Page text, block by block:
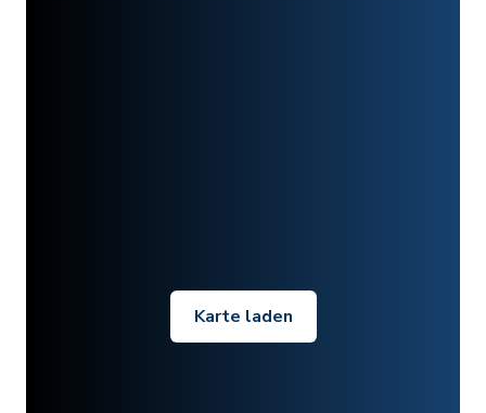
Karte laden